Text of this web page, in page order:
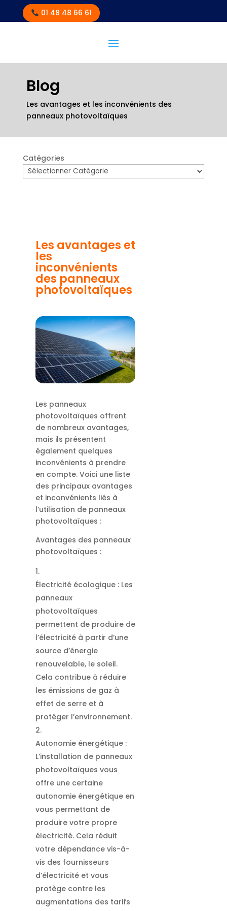
01 48 48 66 61
Blog
Les avantages et les inconvénients des
panneaux photovoltaïques
Catégories
Les avantages et
les
inconvénients
des panneaux
photovoltaïques
Les panneaux
photovoltaïques offrent
de nombreux avantages,
mais ils présentent
également quelques
inconvénients à prendre
en compte. Voici une liste
des principaux avantages
et inconvénients liés à
l’utilisation de panneaux
photovoltaïques :
Avantages des panneaux
photovoltaïques :
Électricité écologique : Les
panneaux
photovoltaïques
permettent de produire de
l’électricité à partir d’une
source d’énergie
renouvelable, le soleil.
Cela contribue à réduire
les émissions de gaz à
effet de serre et à
protéger l’environnement.
Autonomie énergétique :
L’installation de panneaux
photovoltaïques vous
offre une certaine
autonomie énergétique en
vous permettant de
produire votre propre
électricité. Cela réduit
votre dépendance vis-à-
vis des fournisseurs
d’électricité et vous
protège contre les
augmentations des tarifs